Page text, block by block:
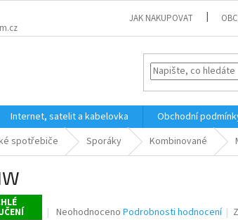
JAK NAKUPOVAT
Internet, satelit a kabelovka Obchodní
spotřebiče Sporáky Kombinované
Průměrné
Neohodnoceno Podrobnosti hodnocení